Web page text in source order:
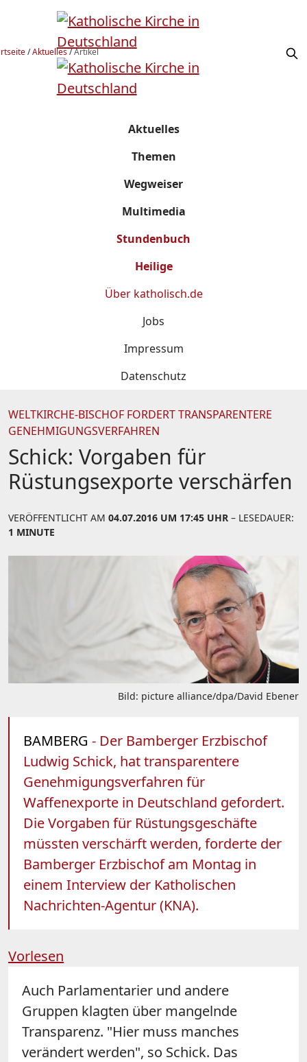
/Aktuelles/Artikel
Aktuelles
Themen
Wegweiser
Multimedia
Stundenbuch
Heilige
Über katholisch.de
Jobs
Impressum
Datenschutz
WELTKIRCHE-BISCHOF FORDERT TRANSPARENTERE
GENEHMIGUNGSVERFAHREN
Schick: Vorgaben für
Rüstungsexporte verschärfen
VERÖFFENTLICHT AM 04.07.2016 UM 17:45 UHR – LESEDAUER:
1 MINUTE
Bild: picture alliance/dpa/David Ebener
BAMBERG - Der Bamberger Erzbischof
Ludwig Schick, hat transparentere
Genehmigungsverfahren für
Waffenexporte in Deutschland gefordert.
Die Vorgaben für Rüstungsgeschäfte
müssten verschärft werden, forderte der
Bamberger Erzbischof am Montag in
einem Interview der Katholischen
Nachrichten-Agentur (KNA).
Vorlesen
Auch Parlamentarier und andere
Gruppen klagten über mangelnde
Transparenz. "Hier muss manches
verändert werden", so Schick. Das